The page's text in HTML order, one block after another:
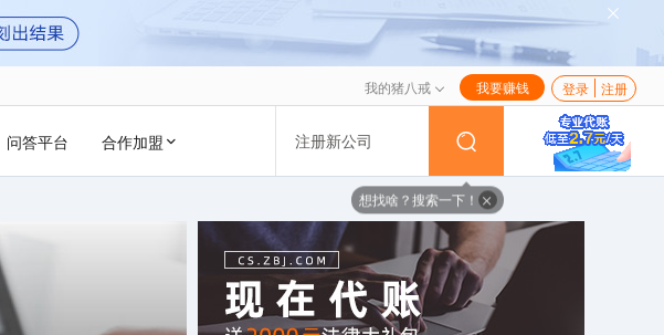
我的猪八戒 我要赚钱 登录 注册
问答平台 合作加盟 注册新公司
想找啥？搜索一下！